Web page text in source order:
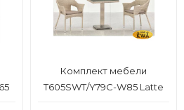
Комплект мебели
T605SWT/Y79C-W85 Latte